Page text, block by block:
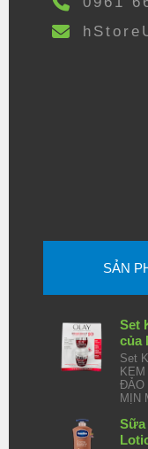
SẢN
Set
của
Set
ĐẢO
MỊN
Sữa